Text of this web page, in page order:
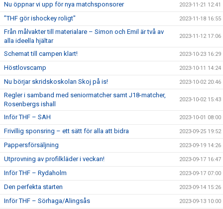
Nu öppnar vi upp för nya matchsponsorer 2023-11-21 12:41
”THF gör ishockey roligt" 2023-11-18 16:55
Från målvakter till materialare – Simon och Emil är två av
alla ideella hjältar
2023-11-12 17:06
Schemat till campen klart! 2023-10-23 16:29
Höstlovscamp 2023-10-11 14:24
Nu börjar skridskoskolan Skoj på is! 2023-10-02 20:46
Regler i samband med seniormatcher samt J18-matcher,
Rosenbergs ishall
2023-10-02 15:43
Inför THF – SAH 2023-10-01 08:00
Frivillig sponsring – ett sätt för alla att bidra 2023-09-25 19:52
Pappersförsäljning 2023-09-19 14:26
Utprovning av profilkläder i veckan! 2023-09-17 16:47
Inför THF – Rydaholm 2023-09-17 07:00
Den perfekta starten 2023-09-14 15:26
Inför THF – Sörhaga/Alingsås 2023-09-13 10:00